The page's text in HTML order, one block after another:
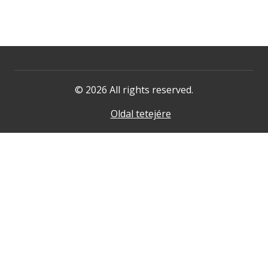
© 2026 All rights reserved.
Oldal tetejére